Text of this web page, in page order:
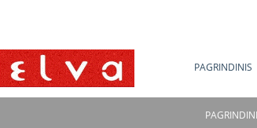
PAGRINDINIS